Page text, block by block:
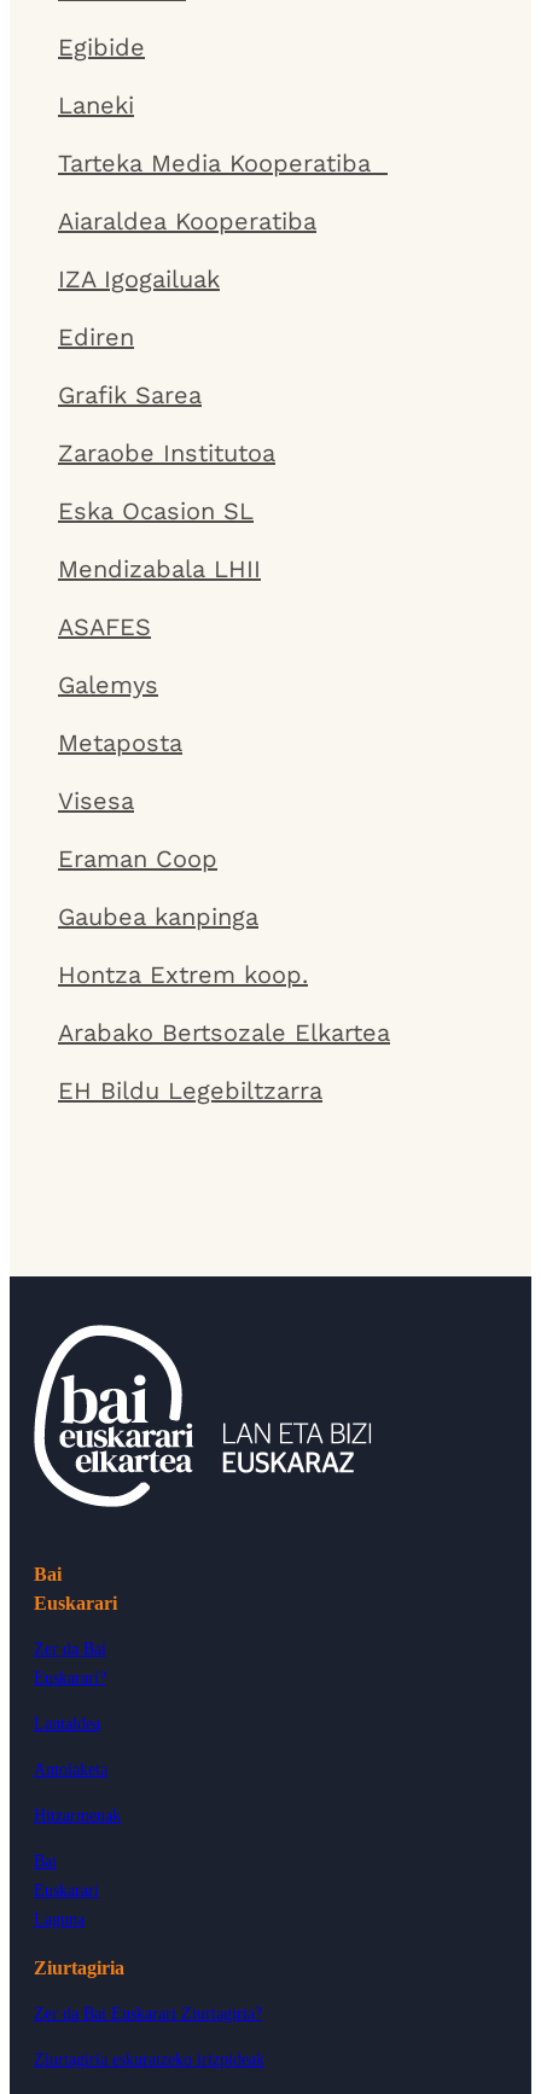
Egibide
Laneki
Tarteka Media Kooperatiba
Aiaraldea Kooperatiba
IZA Igogailuak
Ediren
Grafik Sarea
Zaraobe Institutoa
Eska Ocasion SL
Mendizabala LHII
ASAFES
Galemys
Metaposta
Visesa
Eraman Coop
Gaubea kanpinga
Hontza Extrem koop.
Arabako Bertsozale Elkartea
EH Bildu Legebiltzarra
Bai
Euskarari
Zer da Bai
Euskarari?
Lantaldea
Antolaketa
Hitzarmenak
Bai
Euskarari
Laguna
Ziurtagiria
Zer da Bai Euskarari Ziurtagiria?
Ziurtagiria eskuratzeko irizpideak